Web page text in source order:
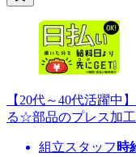
【20代～40代活躍中
る☆部品のプレス加
組立スタッフ 時